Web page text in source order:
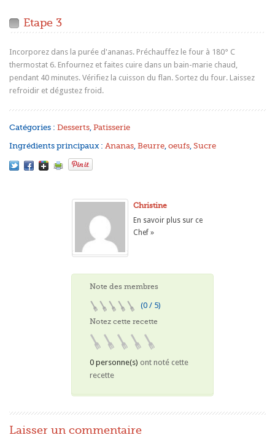
Etape 3
Incorporez dans la purée d'ananas. Préchauffez le four à 180° C
thermostat 6. Enfournez et faites cuire dans un bain-marie chaud,
pendant 40 minutes. Vérifiez la cuisson du flan. Sortez du four. Laissez
refroidir et dégustez froid.
Catégories :Desserts,Patisserie
Ingrédients principaux :Ananas,Beurre,oeufs,Sucre
Christine
En savoir plus sur ce
Chef »
Note des membres
(0 / 5)
Notez cette recette
0 personne(s) ont noté cette
recette
Laisser un commentaire